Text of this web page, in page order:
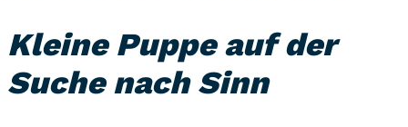
Kleine Puppe auf der
Suche nach Sinn